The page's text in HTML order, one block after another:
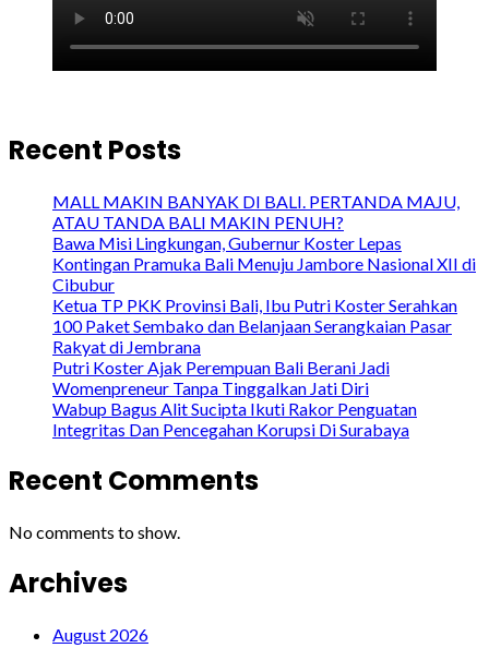
Recent Posts
MALL MAKIN BANYAK DI BALI. PERTANDA MAJU,
ATAU TANDA BALI MAKIN PENUH?
Bawa Misi Lingkungan, Gubernur Koster Lepas
Kontingan Pramuka Bali Menuju Jambore Nasional XII di
Cibubur
Ketua TP PKK Provinsi Bali, Ibu Putri Koster Serahkan
100 Paket Sembako dan Belanjaan Serangkaian Pasar
Rakyat di Jembrana
Putri Koster Ajak Perempuan Bali Berani Jadi
Womenpreneur Tanpa Tinggalkan Jati Diri
Wabup Bagus Alit Sucipta Ikuti Rakor Penguatan
Integritas Dan Pencegahan Korupsi Di Surabaya
Recent Comments
No comments to show.
Archives
August 2026